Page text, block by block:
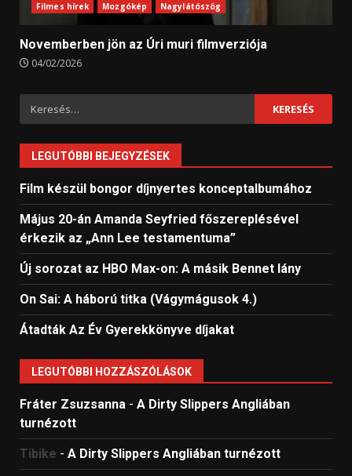
Filmes hírek Mozgókép Nagylátószög
Novemberben jön az Úri muri filmverziója
04/02/2026
Keresés:
LEGUTÓBBI BEJEGYZÉSEK
Film készül bongor díjnyertes konceptalbumához
Május 20-án Amanda Seyfried főszereplésével
érkezik az „Ann Lee testamentuma”
Új sorozat az HBO Max-on: A másik Bennet lány
On Sai: A ​háború titka (Vágymágusok 4.)
Átadták Az Év Gyerekkönyve díjakat
LEGUTÓBBI HOZZÁSZÓLÁSOK
Fráter Zsuzsanna - A Dirty Slippers Angliában
turnézott
Tibike - A Dirty Slippers Angliában turnézott